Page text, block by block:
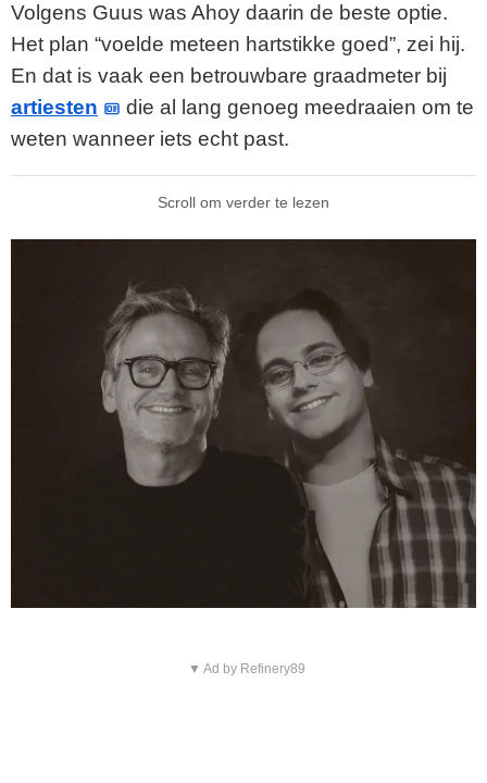
Volgens Guus was Ahoy daarin de beste optie.
Het plan “voelde meteen hartstikke goed”, zei hij.
En dat is vaak een betrouwbare graadmeter bij
artiesten
die al lang genoeg meedraaien om te
weten wanneer iets echt past.
Scroll om verder te lezen
▼ Ad by Refinery89